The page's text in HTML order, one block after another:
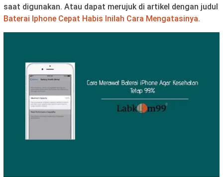
saat digunakan. Atau dapat merujuk di artikel dengan judul
Baterai Iphone Cepat Habis Inilah Cara Mengatasinya.